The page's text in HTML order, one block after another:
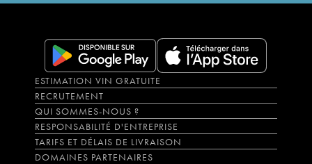
ESTIMATION VIN GRATUITE
RECRUTEMENT
QUI SOMMES-NOUS ?
RESPONSABILITÉ D'ENTREPRISE
TARIFS ET DÉLAIS DE LIVRAISON
DOMAINES PARTENAIRES